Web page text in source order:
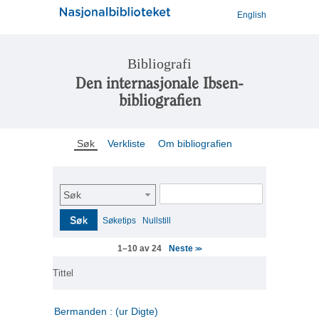
English
Bibliografi
Den internasjonale Ibsen-
bibliografien
Søk Verkliste Om bibliografien
Søk
Søk Søketips Nullstill
1–10 av 24 Neste>>
Tittel
Bermanden : (ur Digte)